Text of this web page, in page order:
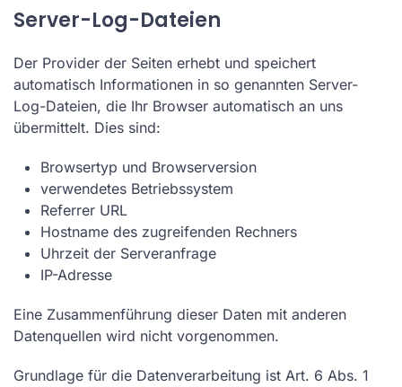
Server-Log-Dateien
Der Provider der Seiten erhebt und speichert
automatisch Informationen in so genannten Server-
Log-Dateien, die Ihr Browser automatisch an uns
übermittelt. Dies sind:
Browsertyp und Browserversion
verwendetes Betriebssystem
Referrer URL
Hostname des zugreifenden Rechners
Uhrzeit der Serveranfrage
IP-Adresse
Eine Zusammenführung dieser Daten mit anderen
Datenquellen wird nicht vorgenommen.
Grundlage für die Datenverarbeitung ist Art. 6 Abs. 1